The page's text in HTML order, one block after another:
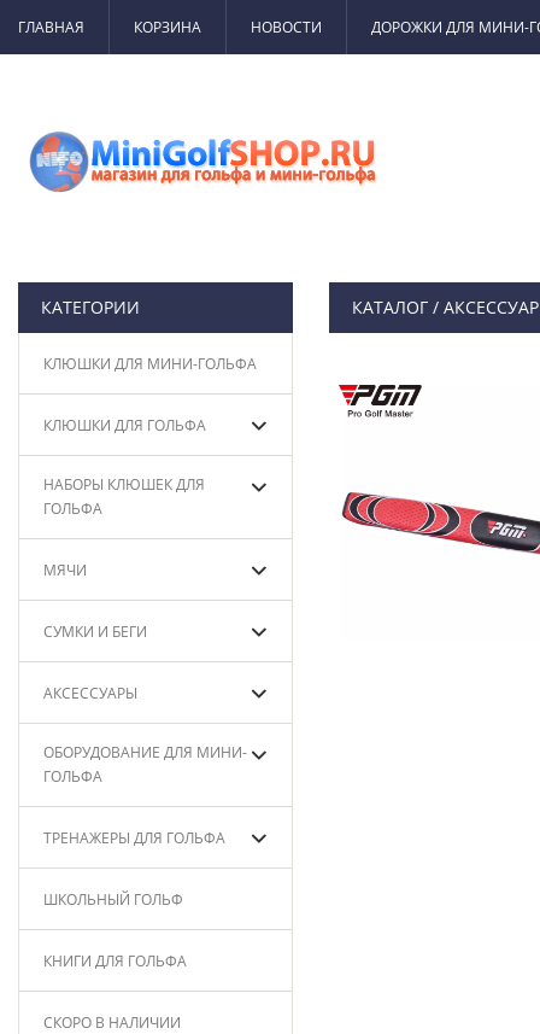
ГЛАВНАЯ КОРЗИНА НОВОСТИ ДОРОЖКИ ДЛЯ МИНИ-
КАТЕГОРИИ
КЛЮШКИ ДЛЯ МИНИ-ГОЛЬФА
КЛЮШКИ ДЛЯ ГОЛЬФА
НАБОРЫ КЛЮШЕК ДЛЯ
ГОЛЬФА
МЯЧИ
СУМКИ И БЕГИ
АКСЕССУАРЫ
ОБОРУДОВАНИЕ ДЛЯ МИНИ-
ГОЛЬФА
ТРЕНАЖЕРЫ ДЛЯ ГОЛЬФА
ШКОЛЬНЫЙ ГОЛЬФ
КНИГИ ДЛЯ ГОЛЬФА
СКОРО В НАЛИЧИИ
КАТАЛОГ/